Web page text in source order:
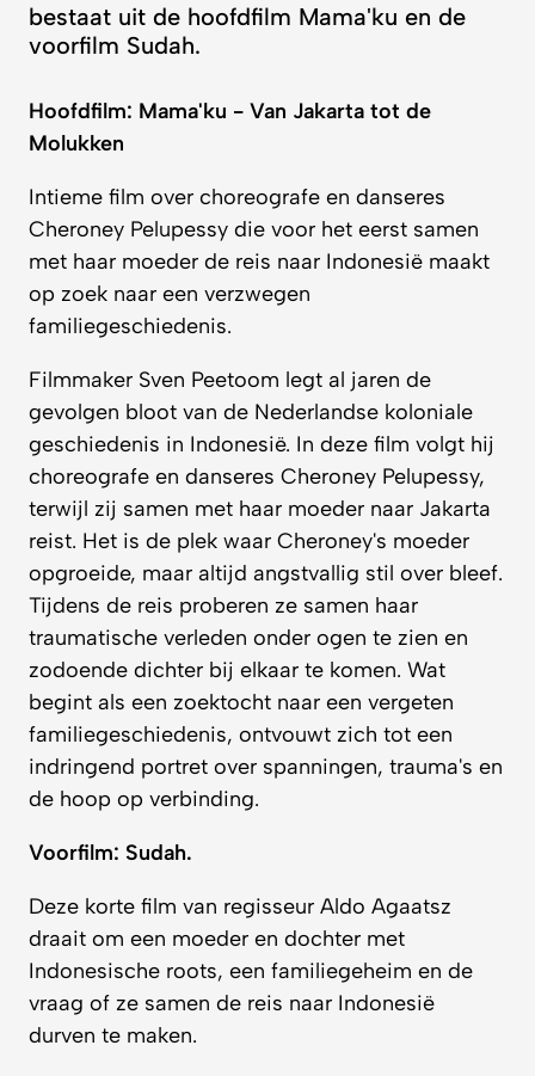
voorfilm Sudah.
Molukken
Cheroney Pelupessy die voor het eerst samen
met haar moeder de reis naar Indonesië maakt
op zoek naar een verzwegen
familiegeschiedenis.
gevolgen bloot van de Nederlandse koloniale
geschiedenis in Indonesië. In deze film volgt hij
choreografe en danseres Cheroney Pelupessy,
terwijl zij samen met haar moeder naar Jakarta
reist. Het is de plek waar Cheroney's moeder
opgroeide, maar altijd angstvallig stil over bleef.
Tijdens de reis proberen ze samen haar
traumatische verleden onder ogen te zien en
zodoende dichter bij elkaar te komen. Wat
begint als een zoektocht naar een vergeten
familiegeschiedenis, ontvouwt zich tot een
indringend portret over spanningen, trauma's en
de hoop op verbinding.
draait om een moeder en dochter met
Indonesische roots, een familiegeheim en de
vraag of ze samen de reis naar Indonesië
durven te maken.